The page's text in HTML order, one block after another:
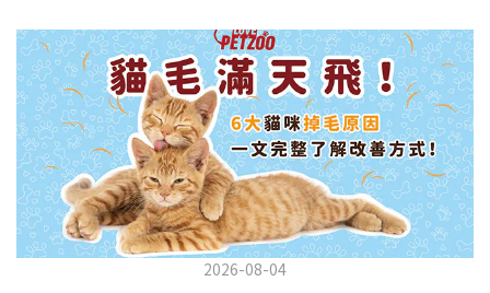
相處中獲得回報狗狗訓練指南，六步驟培養幼犬開始幼犬訓練時，
系統性的方法能帶來最佳效果。從信任建立到習慣養成，每個階段
都至關重要，缺一不可。良好的訓練應循序漸進，把握幼犬成長敏
感期，以積極正向的方式引導。遵循這六個步驟，即使是第一次養
狗的新手，也能輕鬆將調皮的小狗訓練成聽話的好夥伴！建立信任
基礎 幼犬訓練的第一步不是教指令，而是建立信任。剛到新家的幼
犬可能感到緊張不安，給予適當空間適應環境很重要。用溫柔的聲
音交談，提供安全舒適的窩，維持規律的餵食和如廁時間，讓幼犬
感到安心。輕輕撫摸、溫柔擁抱，每天安排固定玩耍時間，這些都
若超過 24 小時沒改善，建議就醫。血便（帶血絲或黑色糞便） 👉
可能是嚴重腸胃問題，應立即帶去獸醫院！想知道貓咪拉肚子的真
正原因，只要透過 5 個簡單步驟，就能判斷問題嚴重性，決定是否
需要就醫！接下來我們一起來看看該怎麼做吧！🐾 貓咪拉肚子怎麼
辦？5步驟判斷貓咪拉肚子是否需要馬上看醫生貓咪拉肚子的因素與
許多原因有關，更換食物、誤食異物或不乾淨的東西、寄生蟲、其
他疾病。 5 步驟判斷貓咪拉肚子原因，要不要看醫生？當貓咪拉肚
子時，不用慌張！透過以下 5 個步驟，就能快速判斷原因，並決定
是否需要帶去獸醫院。📌 貓咪拉肚子判斷步驟1：觀察糞便的狀態：
糞便質地是關鍵！不同形態代表不同的腸胃狀況📌 貓咪拉肚子判斷
2026-08-04